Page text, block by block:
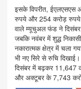
इसके विपरीत, ईएलएसएस
रुपये और 254 करोड़ रुपये
वाले म्यूचुअल फंड ने दिसंबर
जबकि नवंबर में शुद्ध
नकारात्मक क्षेत्र में चला
भी नए सिरे से रुचि
दिसंबर में बढ़कर 11,647
और अक्टूबर के 7,743